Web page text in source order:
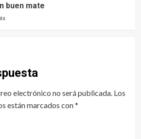
buen mate
electrónico no será publicada. Los
están marcados con*